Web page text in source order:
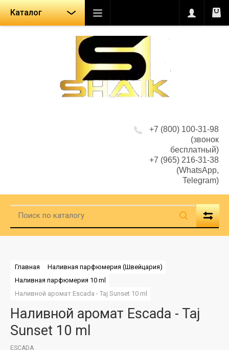
Каталог
+7 (800) 100-31-98
(звонок
бесплатный)
+7 (965) 216-31-38
(WhatsApp,
Telegram)
Главная
Наливная парфюмерия (Швейцария)
Наливная парфюмерия 10 ml
Наливной аромат Escada - Taj Sunset 10 ml
Наливной аромат Escada - Taj
Sunset 10 ml
ESCADA